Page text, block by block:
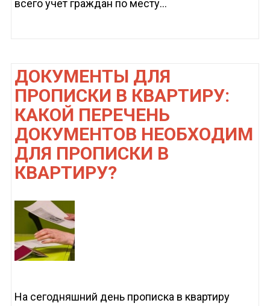
всего учет граждан по месту...
ДОКУМЕНТЫ ДЛЯ
ПРОПИСКИ В КВАРТИРУ:
КАКОЙ ПЕРЕЧЕНЬ
ДОКУМЕНТОВ НЕОБХОДИМ
ДЛЯ ПРОПИСКИ В
КВАРТИРУ?
На сегодняшний день прописка в квартиру